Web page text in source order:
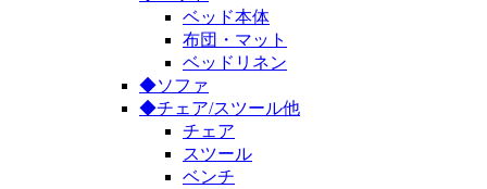
ベッド本体
布団・マット
ベッドリネン
◆ソファ
◆チェア/スツール他
チェア
スツール
ベンチ